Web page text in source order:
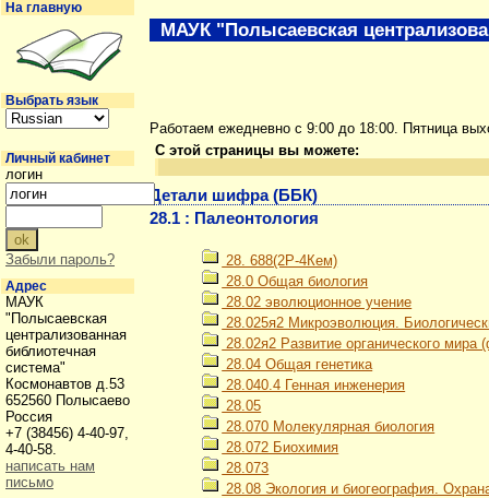
Работаем ежедневно с 9:00 до 18:00. Пятница
С этой страницы вы можете:
Детали шифра (ББК)
28.1 : Палеонтология
28. 688(2Р-4Кем)
28.0 Общая биология
28.02 эволюционное учение
28.025я2 Микроэволюция.
28.02я2 Развитие органического
28.04 Общая генетика
28.040.4 Генная инженерия
28.05
28.070 Молекулярная биология
28.072 Биохимия
28.073
28.08 Экология и биогеография.
МАУК "Полысаевская
На главную
Выбрать язык
Личный кабинет
логин
Забыли пароль?
Адрес
МАУК
"Полысаевская
централизованная
библиотечная
система"
Космонавтов д.53
652560 Полысаево
Россия
+7 (38456) 4-40-97,
4-40-58.
написать нам
письмо